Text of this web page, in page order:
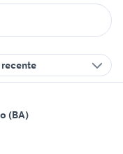
(BA)